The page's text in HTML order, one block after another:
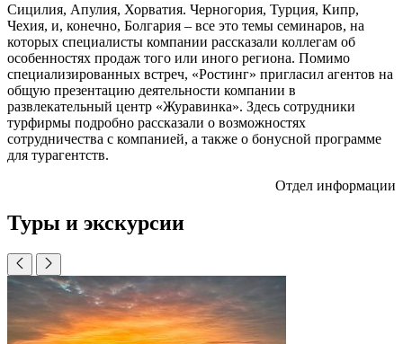
Сицилия, Апулия, Хорватия. Черногория, Турция, Кипр,
Чехия, и, конечно, Болгария – все это темы семинаров, на
которых специалисты компании рассказали коллегам об
особенностях продаж того или иного региона. Помимо
специализированных встреч, «Ростинг» пригласил агентов на
общую презентацию деятельности компании в
развлекательный центр «Журавинка». Здесь сотрудники
турфирмы подробно рассказали о возможностях
сотрудничества с компанией, а также о бонусной программе
для турагентств.
Отдел информации
Туры и экскурсии